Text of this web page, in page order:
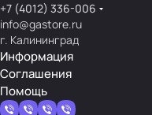
+7 (4012) 336-006
info@gastore.ru
г. Калининград
Информация
Соглашения
Помощь